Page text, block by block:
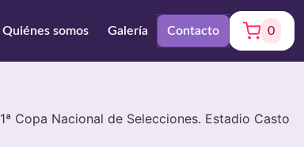
Quiénes somos Galería Contacto 0
Copa Nacional de Selecciones. Estadio Casto